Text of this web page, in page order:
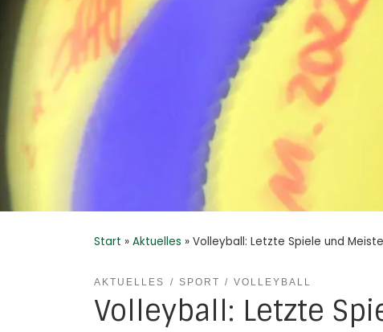
Start » Aktuelles » Volleyball: Letzte Spiele und
AKTUELLES SPORT VOLLEYBALL
Volleyball: Letzte